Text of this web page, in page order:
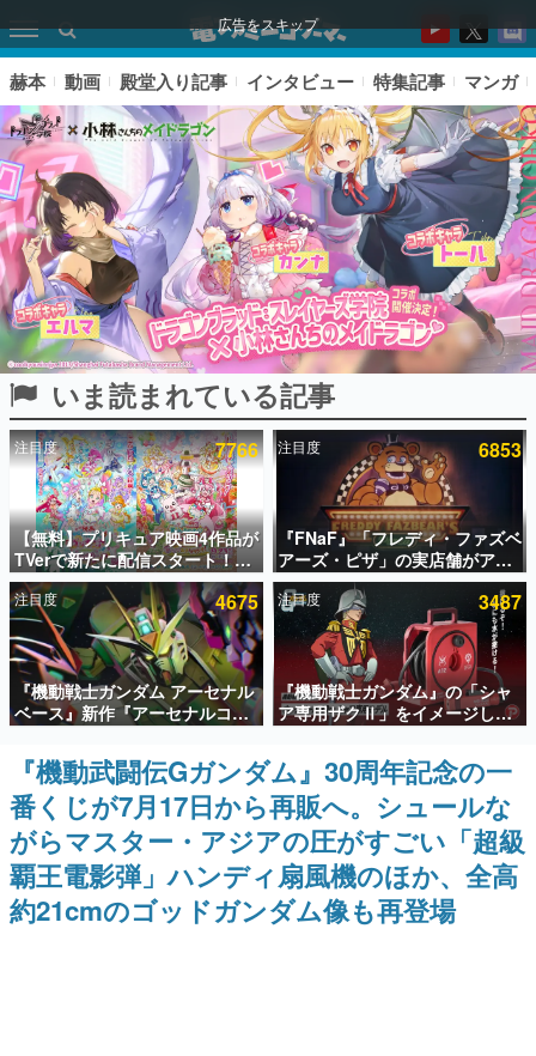
広告をスキップ
ピックアップ
電ファミのいま読まれている記事ランキング
アプリセール情報
インタビュー
連載・特集一覧
殿堂入り記事
SNS拡散数が数千以上！ ページビュー数万以上！ などな
ど。多くの人々に読まれた、電ファミ渾身の“殿堂入り”記
事をまとめました。
ゲームの企画書
名作ゲームクリエイターの方々に製作時のエピソードをお
聞きし、ヒットする企画（ゲーム）とは何か？を探ってい
きます。
この物語を解いてはいけない。『赫本』は、〈試験問題〉
の形をした短編ホラー小説集です。
赫本 動画 殿堂入り記事 インタビュー 特集記事 マンガ
いま読まれている記事
注目度 7766
【無料】プリキュア映画4作品が
TVerで新たに配信スタート！な
んと2018年～2024年の映画ほぼ
すべてが見放題に、ぶっちゃけ
ありえないラインナップ
注目度 6853
『FNaF』「フレディ・ファズベ
アーズ・ピザ」の実店舗がアメ
リカの商業施設「American
Dream」に2027年オープン！
ScottGamesとの共同開発、食
事だけでなくステージショーや
没入型のホラー体験も楽しめる
注目度 4675
『機動戦士ガンダム アーセナル
ベース』新作『アーセナルコマ
ンダー』発表！8月28日からオ
ープンベータテスト開催、2027
年2月下旬に稼働予定
注目度 3487
『機動戦士ガンダム』の「シャ
ア専用ザクⅡ」をイメージした
散水ホースリールが予約開始。
本体にはシャアのパーソナルマ
ークやジオン公国軍のエンブレ
ム、型式番号などを配置
『機動武闘伝Gガンダム』30周年記念の一
番くじが7月17日から再販へ。シュールな
がらマスター・アジアの圧がすごい「超級
覇王電影弾」ハンディ扇風機のほか、全高
約21cmのゴッドガンダム像も再登場